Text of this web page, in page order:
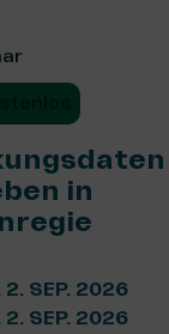
in
2. SEP. 2026
2. SEP. 2026